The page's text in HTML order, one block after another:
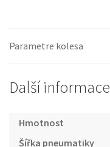
Parametre kolesa
Další informace
Hmotnost
Šířka pneumatiky